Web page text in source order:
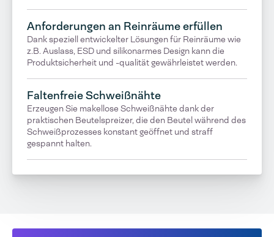
Anforderungen an Reinräume erfüllen
Dank speziell entwickelter Lösungen für Reinräume wie
z.B. Auslass, ESD und silikonarmes Design kann die
Produktsicherheit und -qualität gewährleistet werden.
Faltenfreie Schweißnähte
Erzeugen Sie makellose Schweißnähte dank der
praktischen Beutelspreizer, die den Beutel während des
Schweißprozesses konstant geöffnet und straff
gespannt halten.